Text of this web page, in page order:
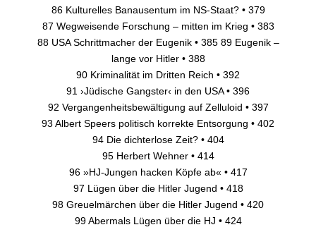
86 Kulturelles Banausentum im NS-Staat? • 379
87 Wegweisende Forschung – mitten im Krieg • 383
88 USA Schrittmacher der Eugenik • 385 89 Eugenik –
lange vor Hitler • 388
90 Kriminalität im Dritten Reich • 392
91 ›Jüdische Gangster‹ in den USA • 396
92 Vergangenheitsbewältigung auf Zelluloid • 397
93 Albert Speers politisch korrekte Entsorgung • 402
94 Die dichterlose Zeit? • 404
95 Herbert Wehner • 414
96 »HJ-Jungen hacken Köpfe ab« • 417
97 Lügen über die Hitler Jugend • 418
98 Greuelmärchen über die Hitler Jugend • 420
99 Abermals Lügen über die HJ • 424